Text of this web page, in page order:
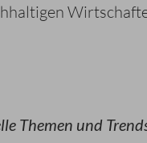
Themen und